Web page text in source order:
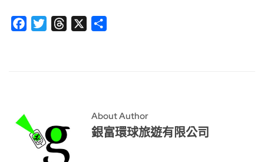
FacebookTwitterThreads
About Author
銀富環球旅遊有限公司